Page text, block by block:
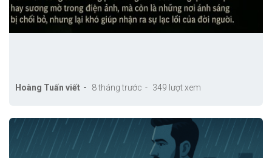
Hoàng Tuấn viết 8 tháng trước 349 lượt xem